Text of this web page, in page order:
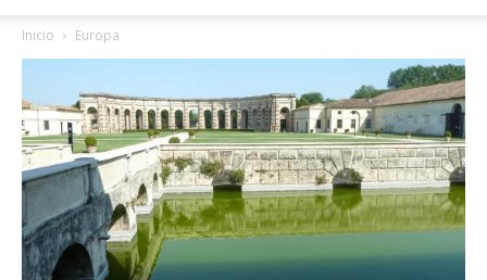
Inicio Europa